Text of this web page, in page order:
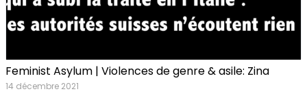
Feminist Asylum | Violences de genre & asile: Zina
14 décembre 2021